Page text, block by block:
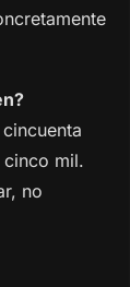
cinco mil.
no